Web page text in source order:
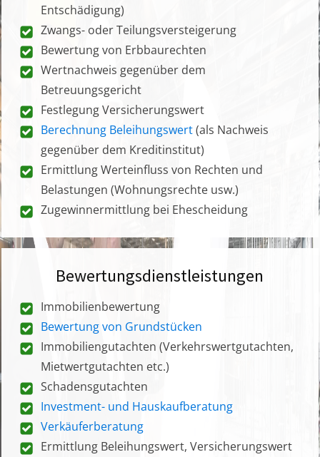
Entschädigung)
Zwangs- oder Teilungsversteigerung
Bewertung von Erbbaurechten
Wertnachweis gegenüber dem
Betreuungsgericht
Festlegung Versicherungswert
Berechnung Beleihungswert(als Nachweis
gegenüber dem Kreditinstitut)
Ermittlung Werteinfluss von Rechten und
Belastungen (Wohnungsrechte usw.)
Zugewinnermittlung bei Ehescheidung
Bewertungsdienstleistungen
Immobilienbewertung
Bewertung von Grundstücken
Immobiliengutachten (Verkehrswertgutachten,
Mietwertgutachten etc.)
Schadensgutachten
Investment- und Hauskaufberatung
Verkäuferberatung
Ermittlung Beleihungswert, Versicherungswert